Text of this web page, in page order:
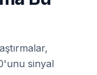
sinyal